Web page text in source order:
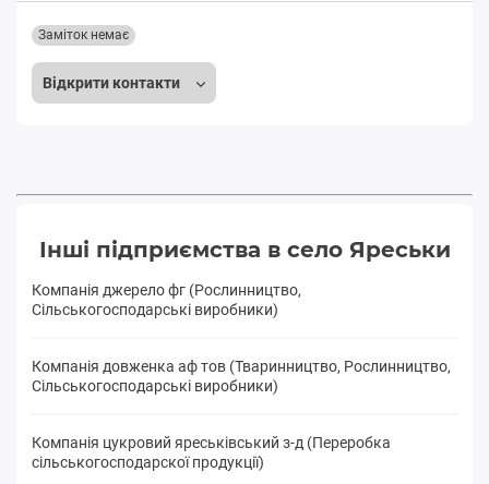
Відкрити контакти
Заміток немає
Інші підприємства в село Яреськи
Компанія джерело фг (Рослинництво,
Сільськогосподарські виробники)
Компанія довженка аф тов (Тваринництво, Рослинництво,
Сільськогосподарські виробники)
Компанія цукровий яреськівський з-д (Переробка
cільськогосподарскої продукції)